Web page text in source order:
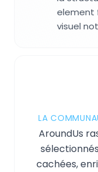
element
visuel
LA
AroundUs
cachées,